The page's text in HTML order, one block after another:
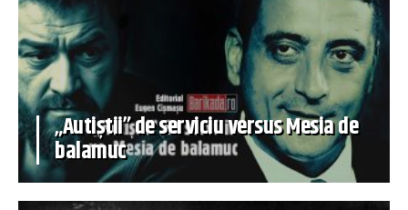
„Autiștii” de serviciu versus Mesia de
balamuc